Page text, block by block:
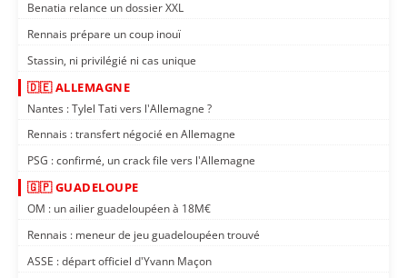
Benatia relance un dossier XXL
Rennais prépare un coup inouï
Stassin, ni privilégié ni cas unique
🇩🇪 ALLEMAGNE
Nantes : Tylel Tati vers l'Allemagne ?
Rennais : transfert négocié en Allemagne
PSG : confirmé, un crack file vers l'Allemagne
🇬🇵 GUADELOUPE
OM : un ailier guadeloupéen à 18M€
Rennais : meneur de jeu guadeloupéen trouvé
ASSE : départ officiel d'Yvann Maçon